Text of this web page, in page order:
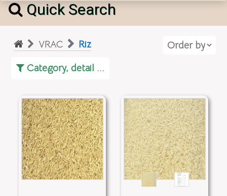
Quick Search
VRAC
Riz
Category, detail ...